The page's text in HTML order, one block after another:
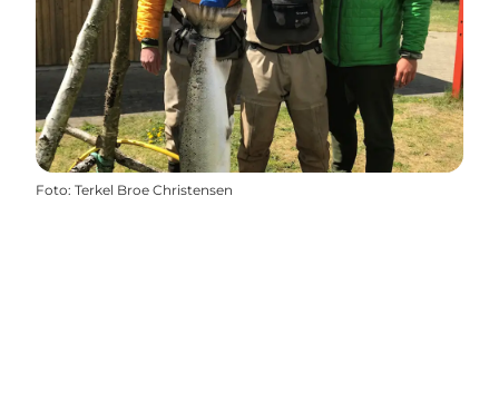
Foto: Terkel Broe Christensen